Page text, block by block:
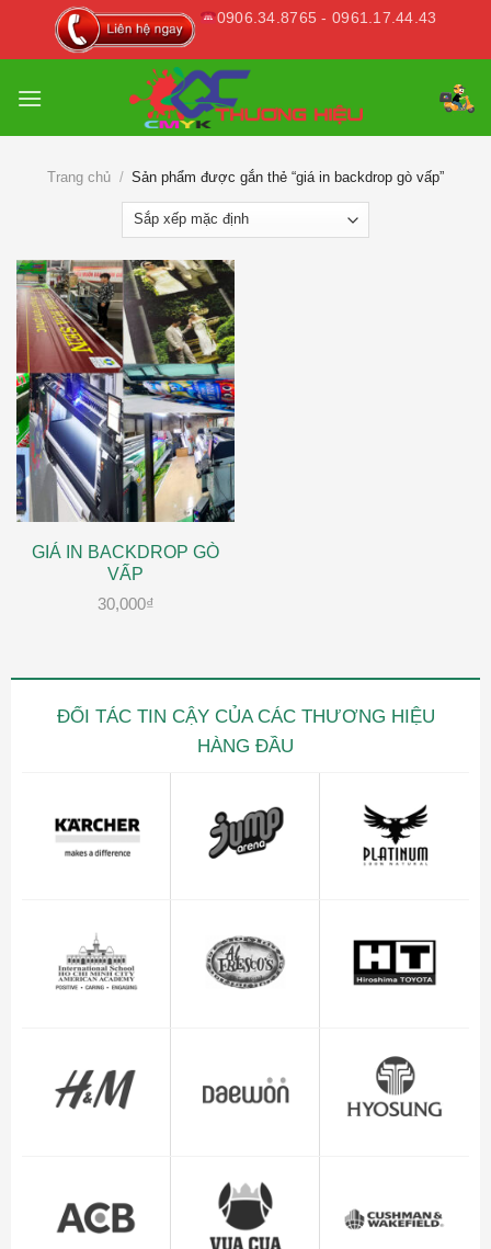
0906.34.8765 - 0961.17.44.43
Trang chủ / Sản phẩm được gắn thẻ “giá in backdrop gò vấp”
GIÁ IN BACKDROP GÒ
VẤP
30,000₫
ĐỐI TÁC TIN CẬY CỦA CÁC THƯƠNG HIỆU
HÀNG ĐẦU